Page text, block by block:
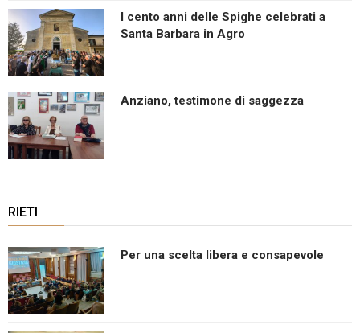
I cento anni delle Spighe celebrati a
Santa Barbara in Agro
Anziano, testimone di saggezza
RIETI
Per una scelta libera e consapevole